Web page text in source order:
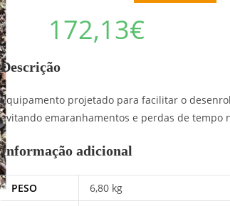
172,13€
Descrição
Equipamento projetado para facilitar o
evitando emaranhamentos e perdas de tempo
Informação adicional
PESO
6,80 kg